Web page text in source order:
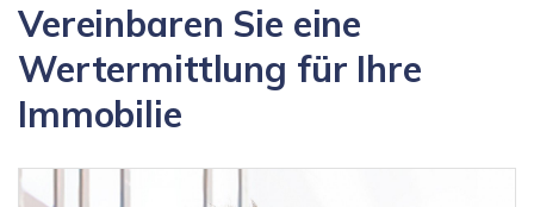
Vereinbaren Sie eine
Wertermittlung für Ihre
Immobilie